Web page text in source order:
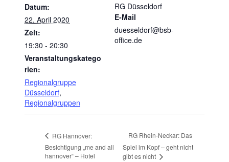
Datum:
22. April 2020
Zeit:
19:30 - 20:30
Veranstaltungskatego
rien:
Regionalgruppe
Düsseldorf,
Regionalgruppen
RG Düsseldorf
E-Mail
duesseldorf@bsb-
office.de
RG Hannover:
Besichtigung „me and all
hannover“ – Hotel
RG Rhein-Neckar: Das
Spiel im Kopf – geht nicht
gibt es nicht